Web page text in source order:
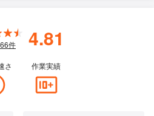
件 4.81
さ 作業実績